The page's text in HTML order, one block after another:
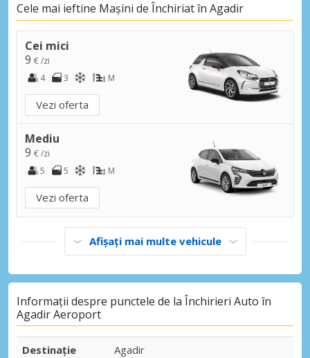
Cele mai ieftine Mașini de Închiriat în Agadir
Cei mici
9 € /zi
4
3 M
Vezi oferta
Mediu
9 € /zi
5
5 M
Vezi oferta
Afișați mai multe vehicule
Informații despre punctele de la Închirieri Auto în
Agadir Aeroport
Destinaţie
Agadir